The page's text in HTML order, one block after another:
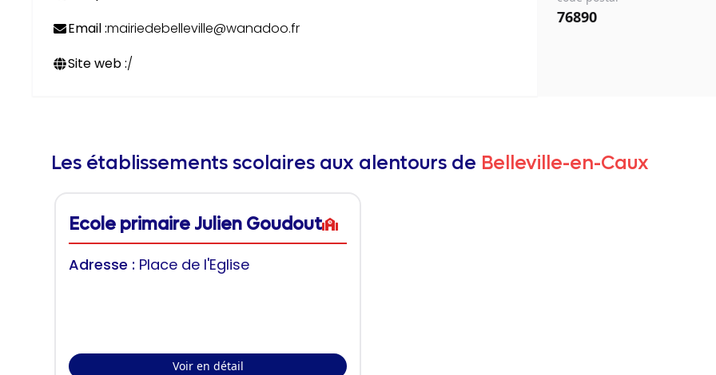
Email :mairiedebelleville@wanadoo.fr
Site web :/
76890
Les établissements scolaires aux alentours de Belleville-en-Caux
Ecole primaire Julien Goudout
Adresse : Place de l'Eglise
Voir en détail